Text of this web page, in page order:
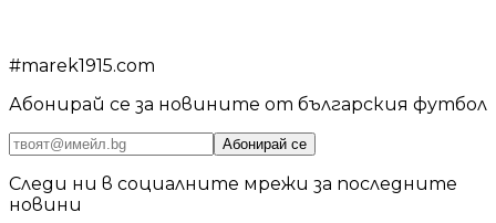
#marek1915.com
Абонирай се за новините от българския футбол
Абонирай се
Следи ни в социалните мрежи за последните
новини